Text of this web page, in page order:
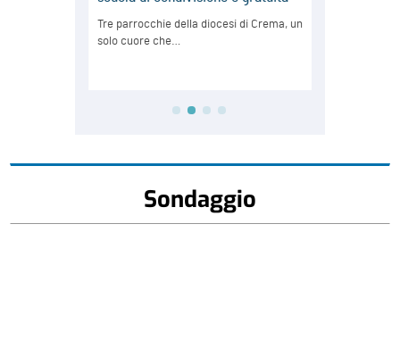
Sondaggio